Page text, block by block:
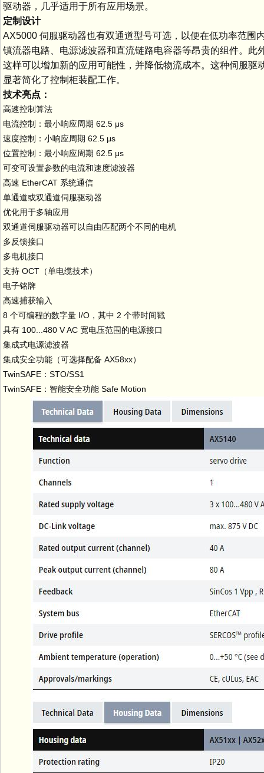
驱动器，几乎适用于所有应用场景。
定制设计
AX5000 伺服驱动器也有双通道型号可选，以便在低功率范围
镇流器电路、电源滤波器和直流链路电容器等昂贵的组件。
这样可以增加新的应用可能性，并降低物流成本。这种伺服
显著简化了控制柜装配工作。
技术亮点：
高速控制算法
电流控制：最小响应周期 62.5 μs
速度控制：小响应周期 62.5 μs
位置控制：最小响应周期 62.5 μs
可变可设置参数的电流和速度滤波器
高速 EtherCAT 系统通信
单通道或双通道伺服驱动器
优化用于多轴应用
双通道伺服驱动器可以自由匹配两个不同的电机
多反馈接口
多电机接口
支持 OCT（单电缆技术）
电子铭牌
高速捕获输入
8 个可编程的数字量 I/O，其中 2 个带时间戳
具有 100...480 V AC 宽电压范围的电源接口
集成式电源滤波器
集成安全功能（可选择配备 AX58xx）
TwinSAFE：STO/SS1
TwinSAFE：智能安全功能 Safe Motion